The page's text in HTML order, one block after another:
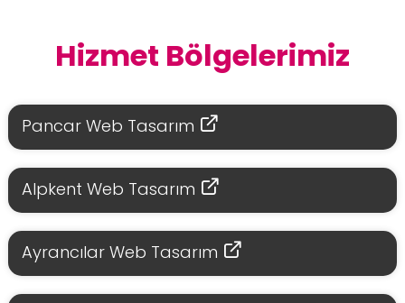
Hizmet Bölgelerimiz
Pancar Web Tasarım
Alpkent Web Tasarım
Ayrancılar Web Tasarım